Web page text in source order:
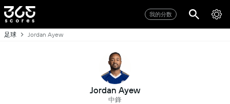
我的分数
足球 Jordan Ayew
Jordan Ayew
中鋒